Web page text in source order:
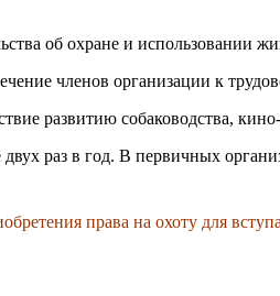
об охране и использовании
членов организации к
развитию собаководства,
раз в год. В первичных
права на охоту для